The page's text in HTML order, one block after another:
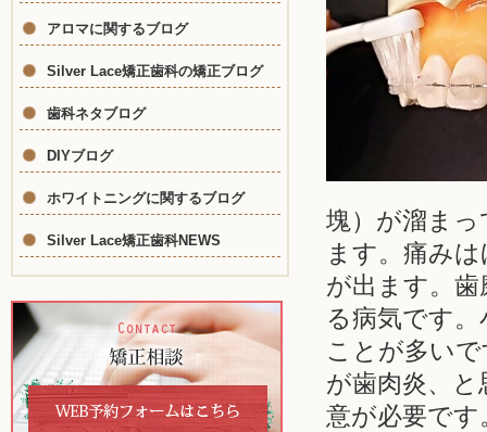
塊）が溜ま
ます。痛み
が出ます。
る病気です
ことが多い
が歯肉炎、
意が必要です
アロマに関するブログ
Silver Lace矯正歯科の矯正ブログ
歯科ネタブログ
DIYブログ
ホワイトニングに関するブログ
Silver Lace矯正歯科NEWS